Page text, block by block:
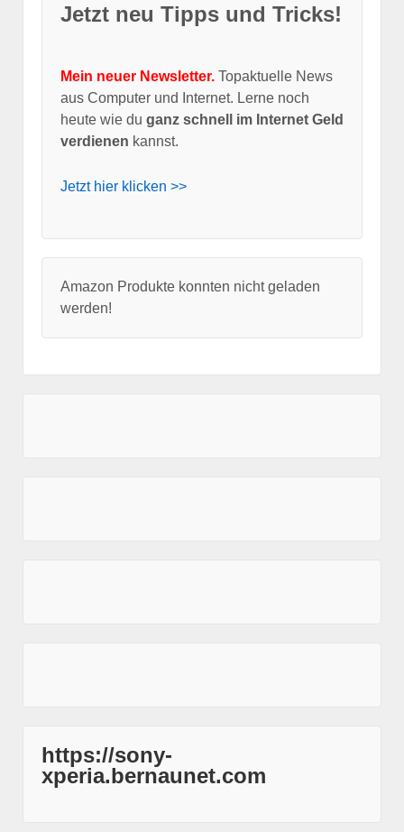
Jetzt neu Tipps und Tricks!
Mein neuer Newsletter. Topaktuelle News
aus Computer und Internet. Lerne noch
heute wie du ganz schnell im Internet Geld
verdienen kannst.
Jetzt hier klicken >>
Amazon Produkte konnten nicht geladen
werden!
https://sony-
xperia.bernaunet.com